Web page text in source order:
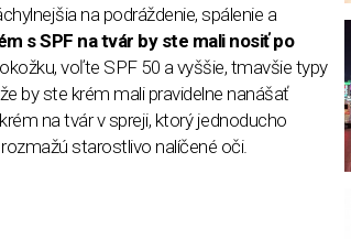
na podráždenie, spálenie a
s SPF na tvár by ste mali nosiť po
voľte SPF 50 a vyššie, tmavšie typy
by ste krém mali pravidelne nanášať
na tvár v spreji, ktorý jednoducho
starostlivo nalíčené oči.